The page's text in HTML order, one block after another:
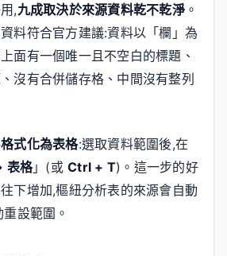
,九成取決於來源資料乾不乾淨。
料符合官方建議:資料以「欄」為
面有一個唯一且不空白的標題、
沒有合併儲存格、中間沒有整列
格式化為表格:選取資料範圍後,在
表格」(或Ctrl + T)。這一步的好
下增加,樞紐分析表的來源會自動
設範圍。